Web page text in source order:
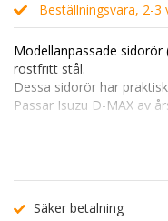
Beställningsvara, 2-3
Modellanpassade
rostfritt stål.
Dessa sidorör har
Passar Isuzu D-MAX av
Sidorören är tillverkade
utav färdiga fästpunkter
Säker betalning